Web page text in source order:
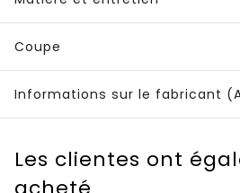
Coupe
Informations sur le fabricant
Les clientes ont